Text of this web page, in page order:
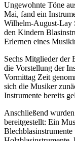
Ungewohnte Töne
Mai, fand ein
Wilhelm-August-Lay
den Kindern
Erlernen eines
Sechs Mitglieder der
die Vorstellung der
Vormittag Zeit
sich die Musiker
Instrumente bereits
Anschließend
bereitgestellt: Ein